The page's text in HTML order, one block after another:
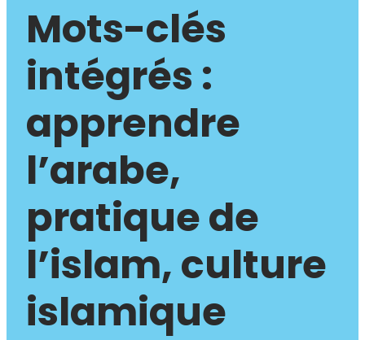
Mots-clés
intégrés :
apprendre
l’arabe,
pratique de
l’islam, culture
islamique